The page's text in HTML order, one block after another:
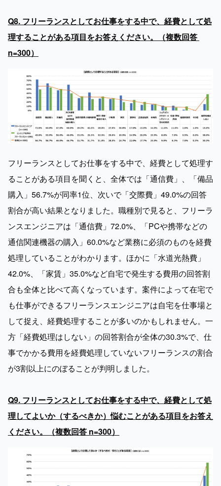
Q8. フリーランスとしてお仕事をする中で、経費として処
理することがある項目をお答えください。（複数回答
n=300）
フリーランスとしてお仕事をする中で、経費として処理す
ることがある項目を聞くと、全体では「通信費」、「備品
購入」56.7%が同率1位、次いで「交際費」49.0%の回答
割合が高い結果となりました。職種別で見ると、フリーラ
ンスエンジニアは「通信費」72.0%、「PCや携帯などの
通信関連機器の購入」60.0%など業務に必須のものを経費
処理していることがわかります。ほかに「水道光熱費」
42.0%、「家賃」35.0%など自宅で発生する費用の回答割
合も全体と比べて高くなっています。案件によって在宅で
も仕事ができるフリーランスエンジニアは自宅を仕事場と
して捉え、経費処理することが多いのかもしれません。一
方「経費処理はしない」の回答割合が全体の30.3%で、仕
事でかかる費用を経費処理していないフリーランスの割合
が3割以上にのぼることが判明しました。
Q9. フリーランスとしてお仕事をする中で、経費として処
理してよいか（するべきか）悩むことがある項目をお答え
ください。（複数回答 n=300）